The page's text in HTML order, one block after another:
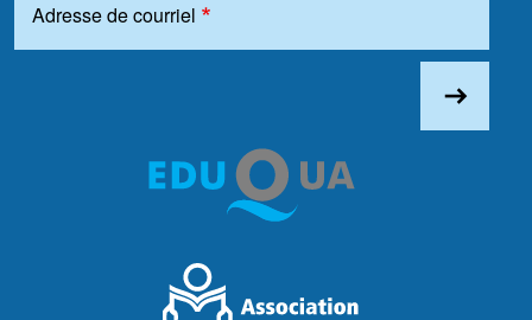
Adresse de courriel
east